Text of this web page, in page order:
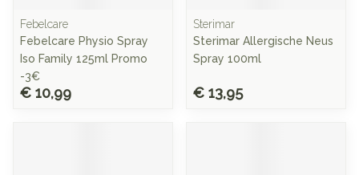
Febelcare
Febelcare Physio Spray
Iso Family 125ml Promo
-3€
€ 10,99
Sterimar
Sterimar Allergische Neus
Spray 100ml
€ 13,95